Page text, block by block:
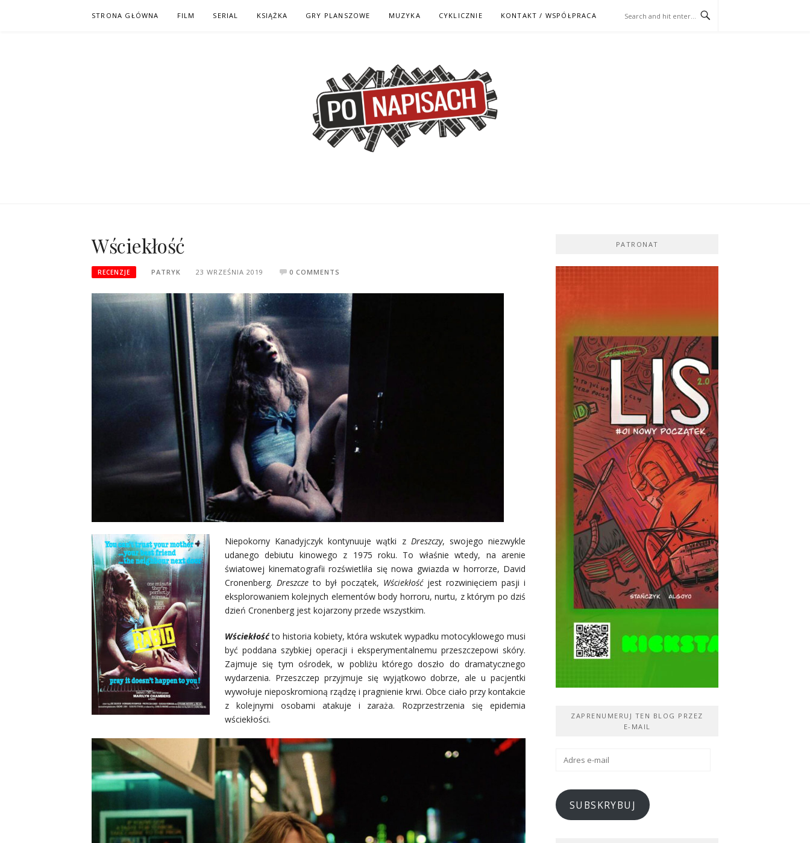
STRONA GŁÓWNA FILM SERIAL KSIĄŻKA GRY PLANSZOWE MUZYKA CYKLICZNIE KONTAKT / WSPÓŁPRACA
Wściekłość
RECENZJE PATRYK 23 WRZEŚNIA 2019 0 COMMENTS
Niepokorny Kanadyjczyk kontynuuje wątki z Dreszczy, swojego niezwykle
udanego debiutu kinowego z 1975 roku. To właśnie wtedy, na arenie
światowej kinematografii rozświetliła się nowa gwiazda w horrorze, David
Cronenberg. Dreszczeto był początek, Wściekłość jest rozwinięciem pasji i
eksplorowaniem kolejnych elementów body horroru, nurtu, z którym po dziś
dzień Cronenberg jest kojarzony przede wszystkim.
Wściekłość to historia kobiety, która wskutek wypadku motocyklowego musi
być poddana szybkiej operacji i eksperymentalnemu przeszczepowi skóry.
Zajmuje się tym ośrodek, w pobliżu którego doszło do dramatycznego
wydarzenia. Przeszczep przyjmuje się wyjątkowo dobrze, ale u pacjentki
wywołuje nieposkromioną rządzę i pragnienie krwi. Obce ciało przy kontakcie
z kolejnymi osobami atakuje i zaraża. Rozprzestrzenia się epidemia
wściekłości.
PATRONAT
ZAPRENUMERUJ TEN BLOG PRZEZ
E-MAIL
Adres
SUBSKRYBUJ